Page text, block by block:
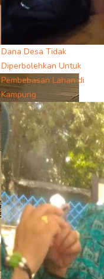
Dana Desa Tidak
Diperbolehkan Untuk
Pembebasan Lahan di
Kampung